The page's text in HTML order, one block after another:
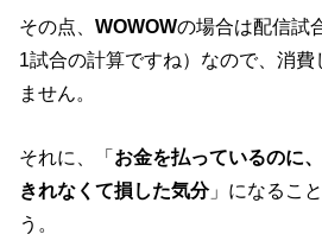
その点、WOWOWの場合は配信試
1試合の計算ですね）なので、消費
ません。
それに、「 お金を払っているのに
きれなくて損した気分」になるこ
う。